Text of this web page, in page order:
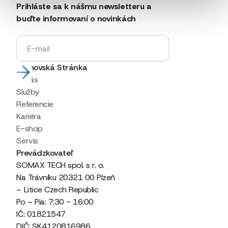
Prihláste sa k nášmu newsletteru a
buďte informovaní o novinkách
Domovská Stránka
O nás
Služby
Referencie
Kariéra
E-shop
Servis
Prevádzkovateľ
SOMAX TECH spol. s r. o.
Na Trávníku 20321 00 Plzeň
– Litice Czech Republic
Po – Pia: 7:30 - 16:00
IČ: 01821547